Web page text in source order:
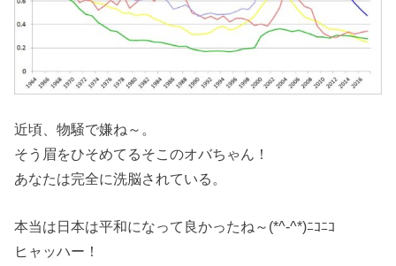
近頃、物騒で嫌ね～。
そう眉をひそめてるそこのオバちゃん！
あなたは完全に洗脳されている。
本当は日本は平和になって良かったね～(*^-^*)ﾆｺﾆｺ
ヒャッハー！